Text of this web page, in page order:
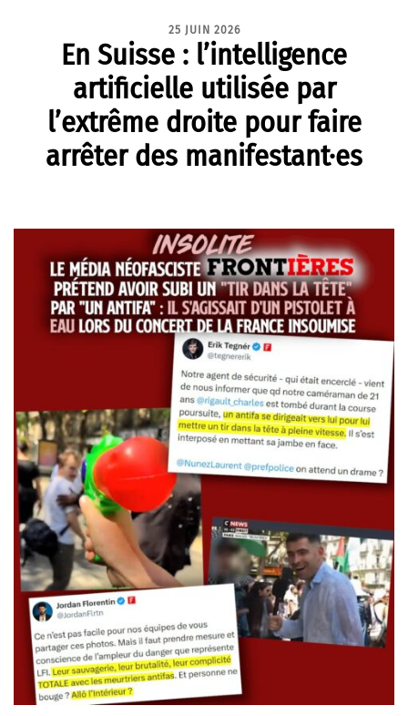
25 JUIN 2026
En Suisse : l’intelligence
artificielle utilisée par
l’extrême droite pour faire
arrêter des manifestant·es